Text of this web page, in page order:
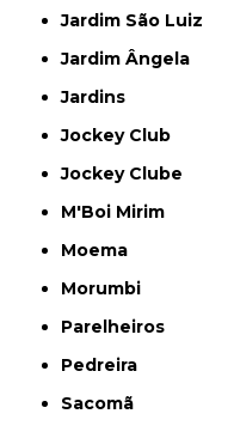
Jardim São Luiz
Jardim Ângela
Jardins
Jockey Club
Jockey Clube
M'Boi Mirim
Moema
Morumbi
Parelheiros
Pedreira
Sacomã